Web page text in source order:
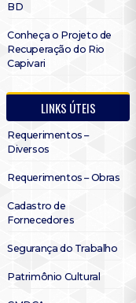
BD
Conheça o Projeto de
Recuperação do Rio
Capivari
LINKS ÚTEIS
Requerimentos –
Diversos
Requerimentos – Obras
Cadastro de
Fornecedores
Segurança do Trabalho
Patrimônio Cultural